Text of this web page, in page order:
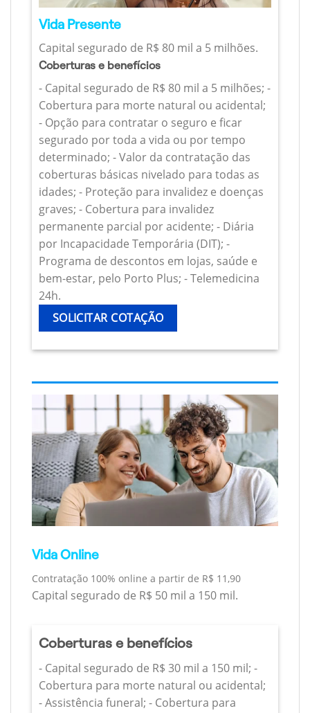
Vida Presente
Capital segurado de R$ 80 mil a 5 milhões.
Coberturas e benefícios
- Capital segurado de R$ 80 mil a 5 milhões; -
Cobertura para morte natural ou acidental;
- Opção para contratar o seguro e ficar
segurado por toda a vida ou por tempo
determinado; - Valor da contratação das
coberturas básicas nivelado para todas as
idades; - Proteção para invalidez e doenças
graves; - Cobertura para invalidez
permanente parcial por acidente; - Diária
por Incapacidade Temporária (DIT); -
Programa de descontos em lojas, saúde e
bem-estar, pelo Porto Plus; - Telemedicina
24h.
SOLICITAR COTAÇÃO
Vida Online
Contratação 100% online a partir de R$ 11,90
Capital segurado de R$ 50 mil a 150 mil.
Coberturas e benefícios
- Capital segurado de R$ 30 mil a 150 mil; -
Cobertura para morte natural ou acidental;
- Assistência funeral; - Cobertura para